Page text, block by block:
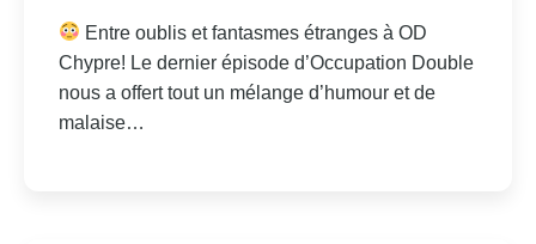
Entre oublis et fantasmes étranges à OD
Chypre! Le dernier épisode d’Occupation Double
nous a offert tout un mélange d’humour et de
malaise…